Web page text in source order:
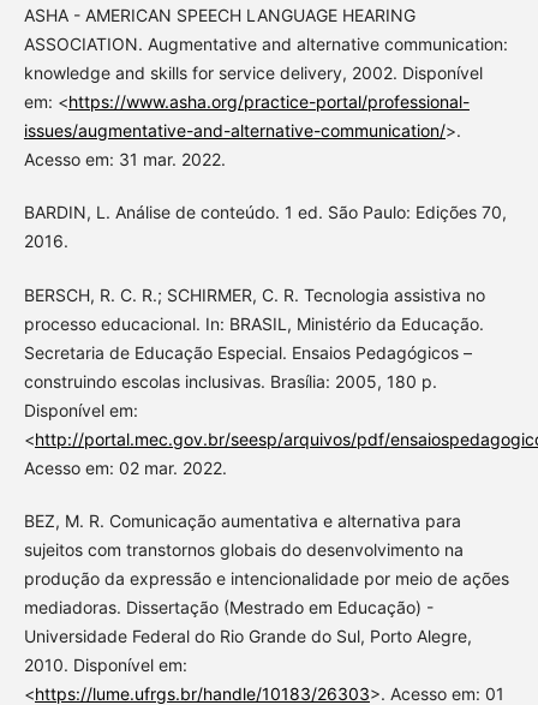
ASHA - AMERICAN SPEECH LANGUAGE HEARING
ASSOCIATION. Augmentative and alternative communication:
knowledge and skills for service delivery, 2002. Disponível
em: <https://www.asha.org/practice-portal/professional-
issues/augmentative-and-alternative-communication/>.
Acesso em: 31 mar. 2022.
BARDIN, L. Análise de conteúdo. 1 ed. São Paulo: Edições 70,
2016.
BERSCH, R. C. R.; SCHIRMER, C. R. Tecnologia assistiva no
processo educacional. In: BRASIL, Ministério da Educação.
Secretaria de Educação Especial. Ensaios Pedagógicos –
construindo escolas inclusivas. Brasília: 2005, 180 p.
Disponível em:
<http://portal.mec.gov.br/seesp/arquivos/pdf/
Acesso em: 02 mar. 2022.
BEZ, M. R. Comunicação aumentativa e alternativa para
sujeitos com transtornos globais do desenvolvimento na
produção da expressão e intencionalidade por meio de ações
mediadoras. Dissertação (Mestrado em Educação) -
Universidade Federal do Rio Grande do Sul, Porto Alegre,
2010. Disponível em:
<https://lume.ufrgs.br/handle/10183/26303>. Acesso em: 01